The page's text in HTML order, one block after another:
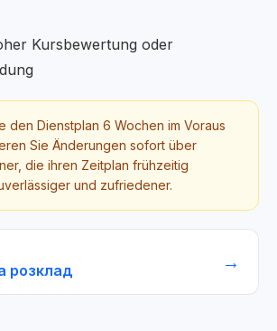
Kursbewertung oder
den Dienstplan 6 Wochen im Voraus
Sie Änderungen sofort über
die ihren Zeitplan frühzeitig
und zufriedener.
розклад →